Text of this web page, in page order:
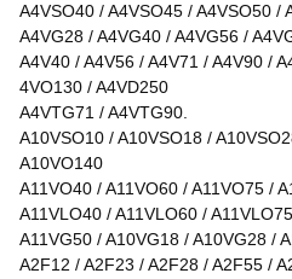
A4VSO40 / A4VSO45 / A4VSO50 /
A4VG28 / A4VG40 / A4VG56 /
A4V40 / A4V56 / A4V71 / A4V90 /
4VO130 / A4VD250
A4VTG71 / A4VTG90.
A10VSO10 / A10VSO18 /
A10VO140
A11VO40 / A11VO60 / A11VO75 /
A11VLO40 / A11VLO60 /
A11VG50 / A10VG18 / A10VG28 /
A2F12 / A2F23 / A2F28 / A2F55 /